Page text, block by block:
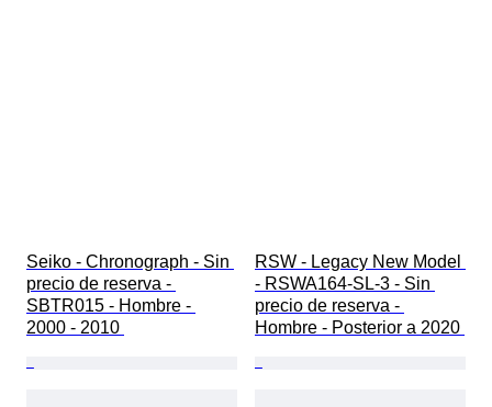
Seiko - Chronograph - Sin
precio de reserva -
SBTR015 - Hombre -
2000 - 2010
RSW - Legacy New Model
- RSWA164-SL-3 - Sin
precio de reserva -
Hombre - Posterior a 2020